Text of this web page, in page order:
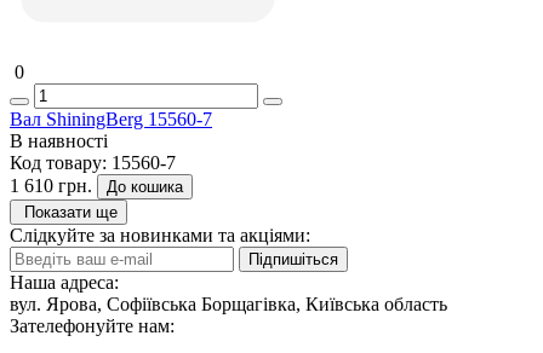
0
Вал ShiningBerg 15560-7
В наявності
Код товару: 15560-7
1 610 грн.
До кошика
Показати ще
Слідкуйте за новинками та акціями:
Підпишіться
Наша адреса:
вул. Ярова, Софіївська Борщагівка, Київська область
Зателефонуйте нам: